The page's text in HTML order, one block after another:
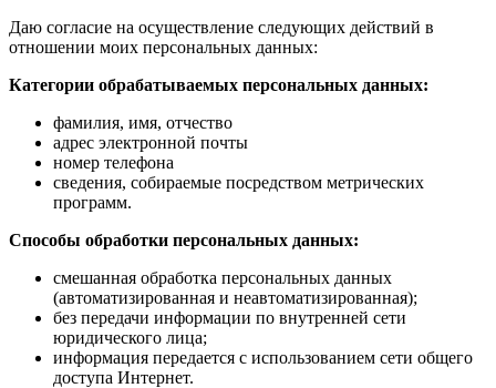
Даю согласие на осуществление следующих действий в
отношении моих персональных данных:
Категории обрабатываемых персональных данных:
фамилия, имя, отчество
адрес электронной почты
номер телефона
сведения, собираемые посредством метрических
программ.
Способы обработки персональных данных:
смешанная обработка персональных данных
(автоматизированная и неавтоматизированная);
без передачи информации по внутренней сети
юридического лица;
информация передается с использованием сети общего
доступа Интернет.